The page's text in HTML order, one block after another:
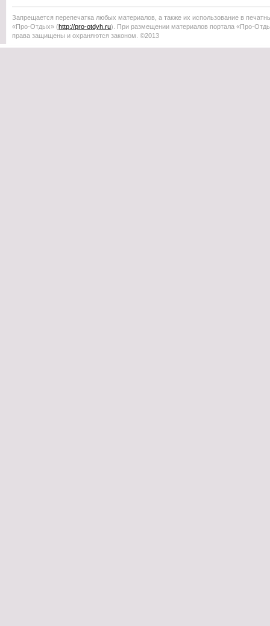
Запрещается перепечатка любых материалов, а также их использование в
«Про-Отдых» (http://pro-otdyh .ru). При размещении материалов портала «Про-
права защищены и охраняются законом. ©2013